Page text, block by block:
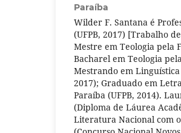
Paraíba
Wilder F. Santana é
(UFPB, 2017) [Trabalho
Mestre em Teologia pela
Bacharel em Teologia
Mestrando em
2017); Graduado em
Paraíba (UFPB, 2014).
(Diploma de Láurea
Literatura Nacional com